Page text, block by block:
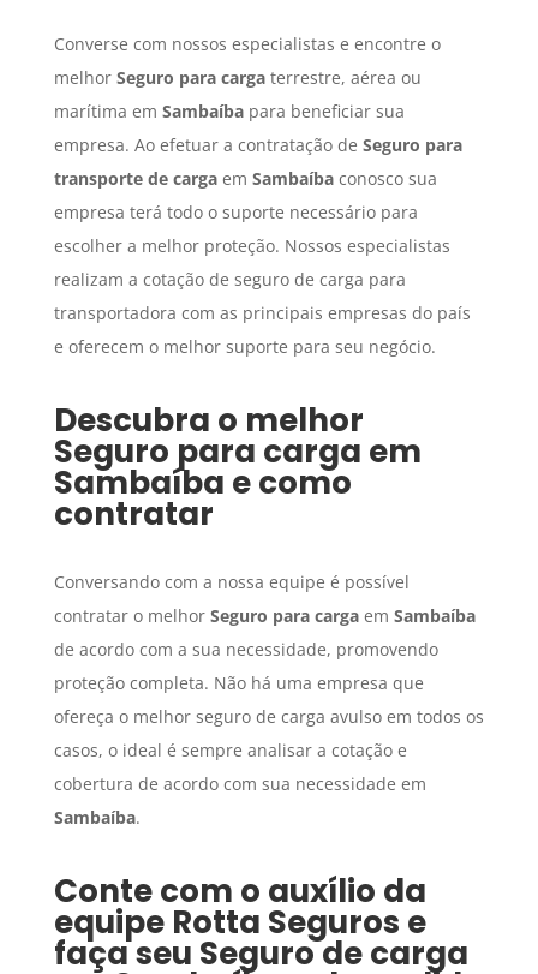
Converse com nossos especialistas e encontre o
melhor Seguro para cargaterrestre, aérea ou
marítima em Sambaíbapara beneficiar sua
empresa. Ao efetuar a contratação de Seguro para
transporte de cargaem Sambaíbaconosco sua
empresa terá todo o suporte necessário para
escolher a melhor proteção. Nossos especialistas
realizam a cotação de seguro de carga para
transportadora com as principais empresas do país
e oferecem o melhor suporte para seu negócio.
Descubra o melhor
Seguro para carga em
Sambaíba e como
contratar
Conversando com a nossa equipe é possível
contratar o melhor Seguro para cargaem Sambaíba
de acordo com a sua necessidade, promovendo
proteção completa. Não há uma empresa que
ofereça o melhor seguro de carga avulso em todos os
casos, o ideal é sempre analisar a cotação e
cobertura de acordo com sua necessidade em
Sambaíba.
Conte com o auxílio da
equipe Rotta Seguros e
faça seu Seguro de carga